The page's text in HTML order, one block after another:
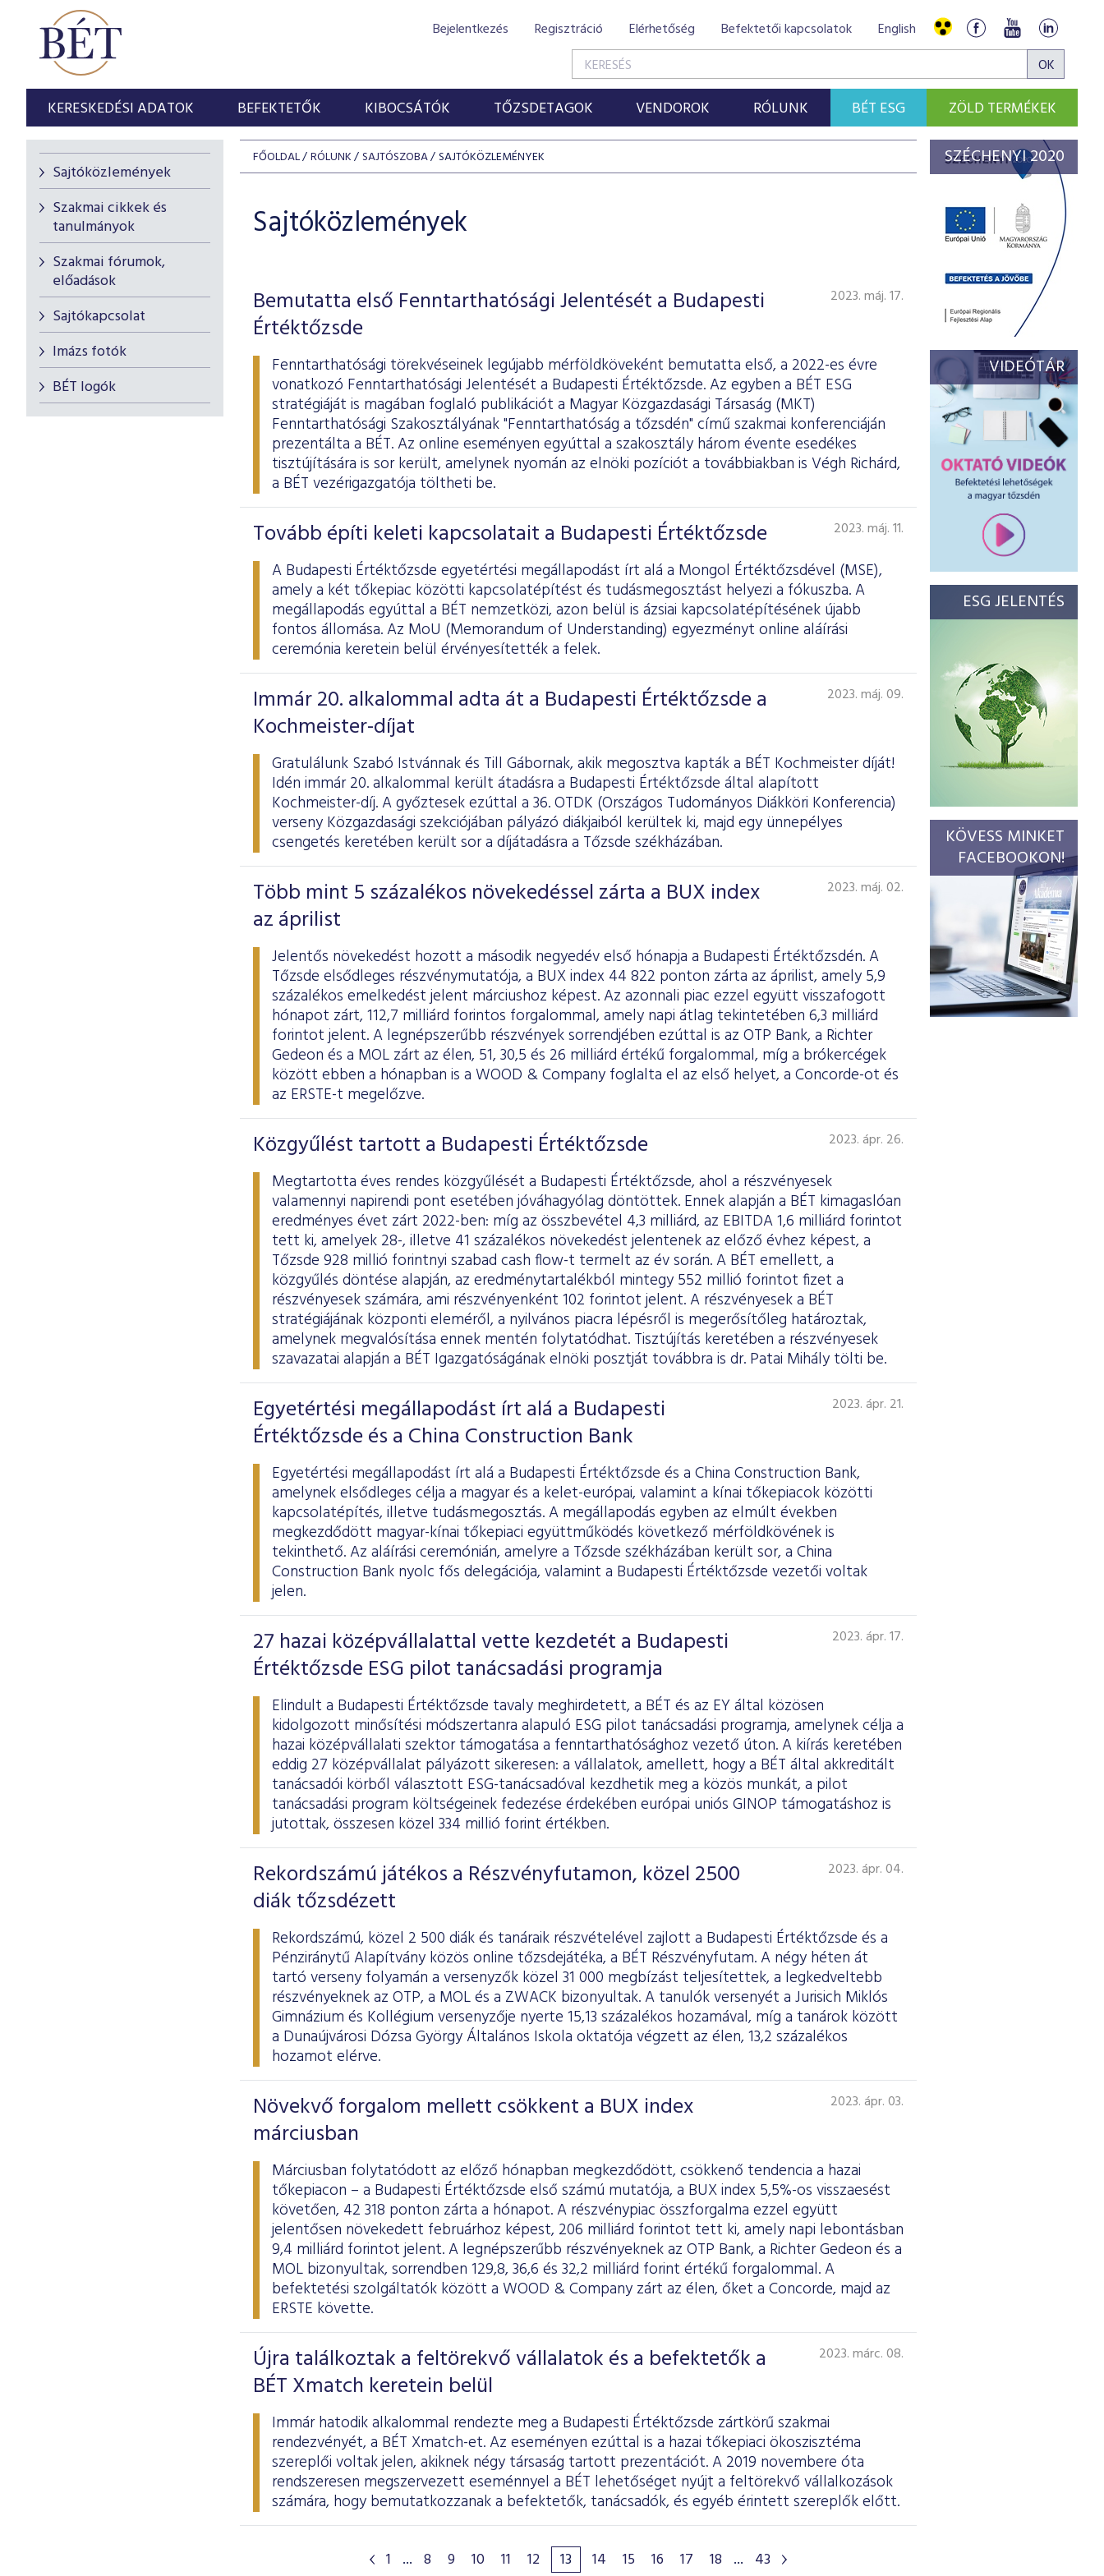
Bejelentkezés Regisztráció Elérhetőség Befektetői kapcsolatok English
KERESKEDÉSI ADATOK BEFEKTETŐK KIBOCSÁTÓK TŐZSDETAGOK VENDOROK RÓLUNK BÉT ESG ZÖLD TERMÉKEK
Sajtóközlemények
Szakmai cikkek és
tanulmányok
Szakmai fórumok,
előadások
Sajtókapcsolat
Imázs fotók
BÉT logók
FŐOLDAL RÓLUNK SAJTÓSZOBA SAJTÓKÖZLEMÉNYEK
Sajtóközlemények
Bemutatta első Fenntarthatósági Jelentését a Budapesti
Értéktőzsde
2023. máj. 17.
Fenntarthatósági törekvéseinek legújabb mérföldköveként bemutatta első, a 2022-es évre
vonatkozó Fenntarthatósági Jelentését a Budapesti Értéktőzsde. Az egyben a BÉT ESG
stratégiáját is magában foglaló publikációt a Magyar Közgazdasági Társaság (MKT)
Fenntarthatósági Szakosztályának "Fenntarthatóság a tőzsdén" című szakmai konferenciáján
prezentálta a BÉT. Az online eseményen egyúttal a szakosztály három évente esedékes
tisztújítására is sor került, amelynek nyomán az elnöki pozíciót a továbbiakban is Végh Richárd,
a BÉT vezérigazgatója töltheti be.
Tovább építi keleti kapcsolatait a Budapesti Értéktőzsde 2023. máj. 11.
A Budapesti Értéktőzsde egyetértési megállapodást írt alá a Mongol Értéktőzsdével (MSE),
amely a két tőkepiac közötti kapcsolatépítést és tudásmegosztást helyezi a fókuszba. A
megállapodás egyúttal a BÉT nemzetközi, azon belül is ázsiai kapcsolatépítésének újabb
fontos állomása. Az MoU (Memorandum of Understanding) egyezményt online aláírási
ceremónia keretein belül érvényesítették a felek.
Immár 20. alkalommal adta át a Budapesti Értéktőzsde a
Kochmeister-díjat
2023. máj. 09.
Gratulálunk Szabó Istvánnak és Till Gábornak, akik megosztva kapták a BÉT Kochmeister díját!
Idén immár 20. alkalommal került átadásra a Budapesti Értéktőzsde által alapított
Kochmeister-díj. A győztesek ezúttal a 36. OTDK (Országos Tudományos Diákköri Konferencia)
verseny Közgazdasági szekciójában pályázó diákjaiból kerültek ki, majd egy ünnepélyes
csengetés keretében került sor a díjátadásra a Tőzsde székházában.
Több mint 5 százalékos növekedéssel zárta a BUX index
az áprilist
2023. máj. 02.
Jelentős növekedést hozott a második negyedév első hónapja a Budapesti Értéktőzsdén. A
Tőzsde elsődleges részvénymutatója, a BUX index 44 822 ponton zárta az áprilist, amely 5,9
százalékos emelkedést jelent márciushoz képest. Az azonnali piac ezzel együtt visszafogott
hónapot zárt, 112,7 milliárd forintos forgalommal, amely napi átlag tekintetében 6,3 milliárd
forintot jelent. A legnépszerűbb részvények sorrendjében ezúttal is az OTP Bank, a Richter
Gedeon és a MOL zárt az élen, 51, 30,5 és 26 milliárd értékű forgalommal, míg a brókercégek
között ebben a hónapban is a WOOD & Company foglalta el az első helyet, a Concorde-ot és
az ERSTE-t megelőzve.
Közgyűlést tartott a Budapesti Értéktőzsde 2023. ápr. 26.
Megtartotta éves rendes közgyűlését a Budapesti Értéktőzsde, ahol a részvényesek
valamennyi napirendi pont esetében jóváhagyólag döntöttek. Ennek alapján a BÉT kimagaslóan
eredményes évet zárt 2022-ben: míg az összbevétel 4,3 milliárd, az EBITDA 1,6 milliárd forintot
tett ki, amelyek 28-, illetve 41 százalékos növekedést jelentenek az előző évhez képest, a
Tőzsde 928 millió forintnyi szabad cash flow-t termelt az év során. A BÉT emellett, a
közgyűlés döntése alapján, az eredménytartalékból mintegy 552 millió forintot fizet a
részvényesek számára, ami részvényenként 102 forintot jelent. A részvényesek a BÉT
stratégiájának központi eleméről, a nyilvános piacra lépésről is megerősítőleg határoztak,
amelynek megvalósítása ennek mentén folytatódhat. Tisztújítás keretében a részvényesek
szavazatai alapján a BÉT Igazgatóságának elnöki posztját továbbra is dr. Patai Mihály tölti be.
Egyetértési megállapodást írt alá a Budapesti
Értéktőzsde és a China Construction Bank
2023. ápr. 21.
Egyetértési megállapodást írt alá a Budapesti Értéktőzsde és a China Construction Bank,
amelynek elsődleges célja a magyar és a kelet-európai, valamint a kínai tőkepiacok közötti
kapcsolatépítés, illetve tudásmegosztás. A megállapodás egyben az elmúlt években
megkezdődött magyar-kínai tőkepiaci együttműködés következő mérföldkövének is
tekinthető. Az aláírási ceremónián, amelyre a Tőzsde székházában került sor, a China
Construction Bank nyolc fős delegációja, valamint a Budapesti Értéktőzsde vezetői voltak
jelen.
27 hazai középvállalattal vette kezdetét a Budapesti
Értéktőzsde ESG pilot tanácsadási programja
2023. ápr. 17.
Elindult a Budapesti Értéktőzsde tavaly meghirdetett, a BÉT és az EY által közösen
kidolgozott minősítési módszertanra alapuló ESG pilot tanácsadási programja, amelynek célja a
hazai középvállalati szektor támogatása a fenntarthatósághoz vezető úton. A kiírás keretében
eddig 27 középvállalat pályázott sikeresen: a vállalatok, amellett, hogy a BÉT által akkreditált
tanácsadói körből választott ESG-tanácsadóval kezdhetik meg a közös munkát, a pilot
tanácsadási program költségeinek fedezése érdekében európai uniós GINOP támogatáshoz is
jutottak, összesen közel 334 millió forint értékben.
Rekordszámú játékos a Részvényfutamon, közel 2500
diák tőzsdézett
2023. ápr. 04.
Rekordszámú, közel 2 500 diák és tanáraik részvételével zajlott a Budapesti Értéktőzsde és a
Pénziránytű Alapítvány közös online tőzsdejátéka, a BÉT Részvényfutam. A négy héten át
tartó verseny folyamán a versenyzők közel 31 000 megbízást teljesítettek, a legkedveltebb
részvényeknek az OTP, a MOL és a ZWACK bizonyultak. A tanulók versenyét a Jurisich Miklós
Gimnázium és Kollégium versenyzője nyerte 15,13 százalékos hozamával, míg a tanárok között
a Dunaújvárosi Dózsa György Általános Iskola oktatója végzett az élen, 13,2 százalékos
hozamot elérve.
Növekvő forgalom mellett csökkent a BUX index
márciusban
2023. ápr. 03.
Márciusban folytatódott az előző hónapban megkezdődött, csökkenő tendencia a hazai
tőkepiacon – a Budapesti Értéktőzsde első számú mutatója, a BUX index 5,5%-os visszaesést
követően, 42 318 ponton zárta a hónapot. A részvénypiac összforgalma ezzel együtt
jelentősen növekedett februárhoz képest, 206 milliárd forintot tett ki, amely napi lebontásban
9,4 milliárd forintot jelent. A legnépszerűbb részvényeknek az OTP Bank, a Richter Gedeon és a
MOL bizonyultak, sorrendben 129,8, 36,6 és 32,2 milliárd forint értékű forgalommal. A
befektetési szolgáltatók között a WOOD & Company zárt az élen, őket a Concorde, majd az
ERSTE követte.
Újra találkoztak a feltörekvő vállalatok és a befektetők a
BÉT Xmatch keretein belül
2023. márc. 08.
Immár hatodik alkalommal rendezte meg a Budapesti Értéktőzsde zártkörű szakmai
rendezvényét, a BÉT Xmatch-et. Az eseményen ezúttal is a hazai tőkepiaci ökoszisztéma
szereplői voltak jelen, akiknek négy társaság tartott prezentációt. A 2019 novembere óta
rendszeresen megszervezett eseménnyel a BÉT lehetőséget nyújt a feltörekvő vállalkozások
számára, hogy bemutatkozzanak a befektetők, tanácsadók, és egyéb érintett szereplők előtt.
1 ... 8 9 10 11 12 13 14 15 16 17 18 ... 43
SZÉCHENYI 2020
VIDEÓTÁR
ESG JELENTÉS
KÖVESS MINKET
FACEBOOKON!